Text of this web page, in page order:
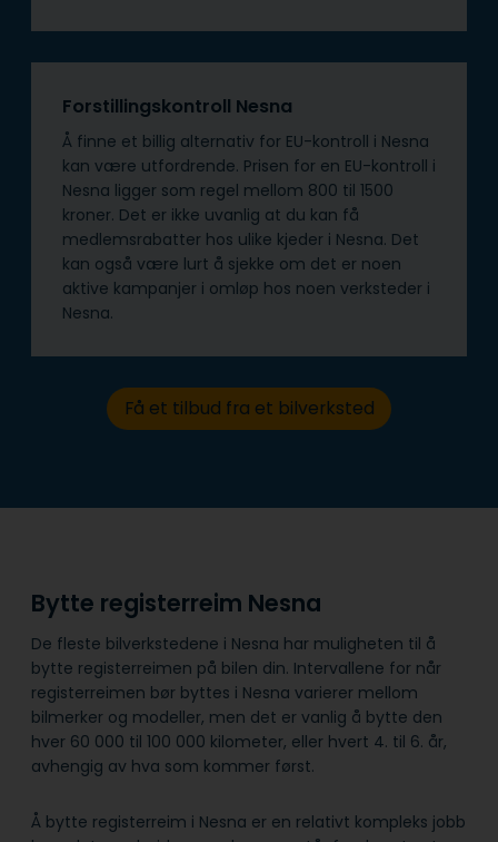
Forstillingskontroll Nesna
Å finne et billig alternativ for EU-kontroll i Nesna
kan være utfordrende. Prisen for en EU-kontroll i
Nesna ligger som regel mellom 800 til 1500
kroner. Det er ikke uvanlig at du kan få
medlemsrabatter hos ulike kjeder i Nesna. Det
kan også være lurt å sjekke om det er noen
aktive kampanjer i omløp hos noen verksteder i
Nesna.
Få et tilbud fra et bilverksted
Bytte registerreim Nesna
De fleste bilverkstedene i Nesna har muligheten til å
bytte registerreimen på bilen din. Intervallene for når
registerreimen bør byttes i Nesna varierer mellom
bilmerker og modeller, men det er vanlig å bytte den
hver 60 000 til 100 000 kilometer, eller hvert 4. til 6. år,
avhengig av hva som kommer først.
Å bytte registerreim i Nesna er en relativt kompleks jobb